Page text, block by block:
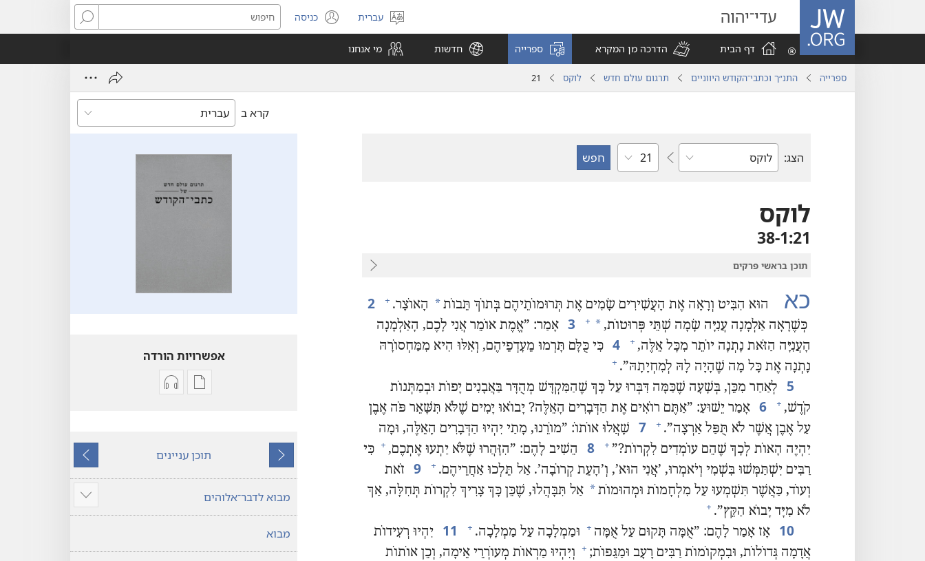
JW.ORG עדי־יהוה
בחר
שפה
עברית כניסה
(פותח
חלון
חיפוש
דף הבית
הדרכה מן המקרא ספרייה חדשות מי אנחנו
ספרייה התנ״ך וכתבי־הקודש היווניים תרגום עולם חדש לוקס 21
קרא ב
הצג:
ספר
פרק
לוקס
21‏:1‏-38
תוכן בראשי פרקים
כא הוּא הִבִּיט וְרָאָה אֶת הָעֲשִׁירִים שָׂמִים אֶת תְּרוּמוֹתֵיהֶם בְּתוֹךְ תֵּבוֹת* הָאוֹצָר.‏ +
2
כְּשֶׁרָאָה אַלְמָנָה עֲנִיָּה שָׂמָה שְׁתֵּי פְּרוּטוֹת,‏ *
+
3 אָמַר:‏ ”‏אֱמֶת אוֹמֵר אֲנִי לָכֶם,‏ הָאַלְמָנָה
הָעֲנִיָּה הַזֹּאת נָתְנָה יוֹתֵר מִכָּל אֵלֶּה,‏ +
4 כִּי כֻּלָּם תָּרְמוּ מֵעָדְפֵיהֶם,‏ וְאִלּוּ הִיא מִמַּחְסוֹרָהּ
נָתְנָה אֶת כָּל מָה שֶׁהָיָה לָהּ לְמִחְיָתָהּ”‏.‏ +
5
לְאַחַר מִכֵּן,‏ בְּשָׁעָה שֶׁכַּמָּה דִּבְּרוּ עַל כָּךְ שֶׁהַמִּקְדָּשׁ מְהֻדָּר בַּאֲבָנִים יָפוֹת וּבְמַתְּנוֹת
קֹדֶשׁ,‏ +
6 אָמַר יֵשׁוּעַ:‏ ”‏אַתֶּם רוֹאִים אֶת הַדְּבָרִים הָאֵלֶּה?‏ יָבוֹאוּ יָמִים שֶׁלֹּא תִּשָּׁאֵר פֹּה אֶבֶן
עַל אֶבֶן אֲשֶׁר לֹא תֻּפַּל אַרְצָה”‏.‏ +
7
שָׁאֲלוּ אוֹתוֹ:‏ ”‏מוֹרֵנוּ,‏ מָתַי יִהְיוּ הַדְּבָרִים הָאֵלֶּה,‏ וּמָה
יִהְיֶה הָאוֹת לְכָךְ שֶׁהֵם עוֹמְדִים לִקְרוֹת?‏”‏ +
8 הֵשִׁיב לָהֶם:‏ ”‏הִזָּהֲרוּ שֶׁלֹּא יַתְעוּ אֶתְכֶם,‏ + כִּי
רַבִּים יִשְׁתַּמְּשׁוּ בִּשְׁמִי וְיֹאמְרוּ,‏ ’‏אֲנִי הוּא’‏,‏ וְ’‏הָעֵת קְרוֹבָה’‏.‏ אַל תֵּלְכוּ אַחֲרֵיהֶם.‏ +
9
זֹאת
וְעוֹד,‏ כַּאֲשֶׁר תִּשְׁמְעוּ עַל מִלְחָמוֹת וּמְהוּמוֹת* אַל תִּבָּהֲלוּ,‏ שֶׁכֵּן כָּךְ צָרִיךְ לִקְרוֹת תְּחִלָּה,‏ אַךְ
לֹא מִיָּד יָבוֹא הַקֵּץ”‏.‏ +
10 אָז אָמַר לָהֶם:‏ ”‏אֻמָּה תָּקוּם עַל אֻמָּה + וּמַמְלָכָה עַל מַמְלָכָה.‏ +
11
יִהְיוּ רְעִידוֹת
אֲדָמָה גְּדוֹלוֹת,‏ וּבִמְקוֹמוֹת רַבִּים רָעָב וּמַגֵּפוֹת;‏ +
וְיִהְיוּ מַרְאוֹת מְעוֹרְרֵי אֵימָה,‏ וְכֵן אוֹתוֹת
אפשרויות הורדה
אפשרויות
תרגום
אפשרויות
שמע
הקודם
תוכן עניינים
הבא
מבוא לדבר־אלוהים
הצג
עוד
מבוא